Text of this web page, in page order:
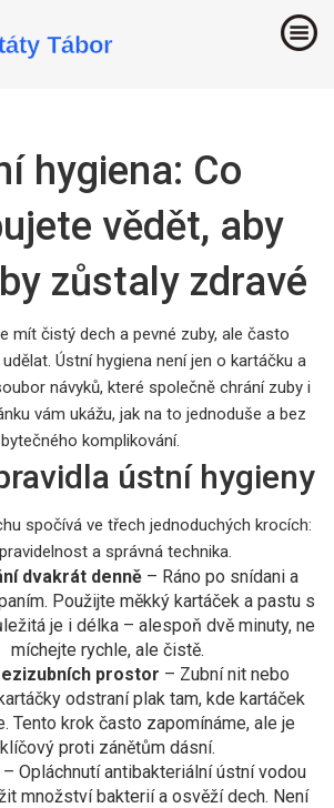
hygiena: Co
vědět, aby
zůstaly zdravé
mít čistý dech a pevné zuby, ale často
Ústní hygiena není jen o kartáčku a
návyků, které společně chrání zuby i
vám ukážu, jak na to jednoduše a bez
komplikování.
ústní hygieny
spočívá ve třech jednoduchých krocích:
a správná technika.
dvakrát denně– Ráno po snídani a
Použijte měkký kartáček a pastu s
je i délka – alespoň dvě minuty, ne
míchejte rychle, ale čistě.
prostor – Zubní nit nebo
odstraní plak tam, kde kartáček
Tento krok často zapomínáme, ale je
klíčový proti zánětům dásní.
– Opláchnutí antibakteriální ústní vodou
množství bakterií a osvěží dech. Není